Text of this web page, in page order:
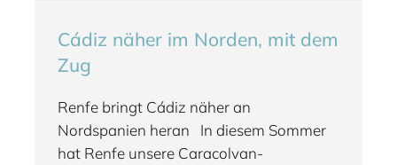
Cádiz näher im Norden, mit dem
Zug
Renfe bringt Cádiz näher an
Nordspanien heran In diesem Sommer
hat Renfe unsere Caracolvan-